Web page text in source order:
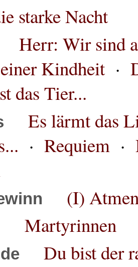
starke Nacht
Herr: Wir sind
Kindheit ·
das Tier...
Es lärmt das
· Requiem ·
(I)
Martyrinnen
Du bist der